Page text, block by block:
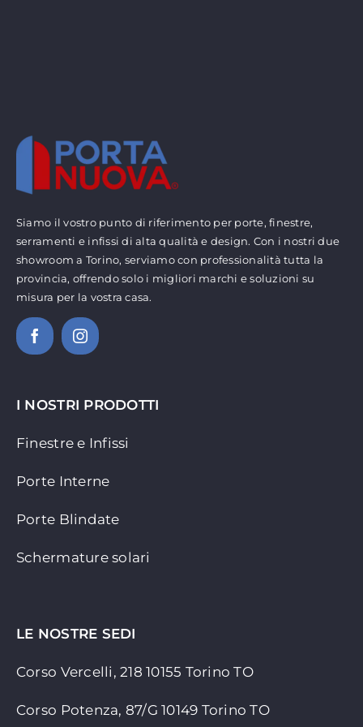
Siamo il vostro punto di riferimento per porte, finestre,
serramenti e infissi di alta qualità e design. Con i nostri due
showroom a Torino, serviamo con professionalità tutta la
provincia, offrendo solo i migliori marchi e soluzioni su
misura per la vostra casa.
I NOSTRI PRODOTTI
Finestre e Infissi
Porte Interne
Porte Blindate
Schermature solari
LE NOSTRE SEDI
Corso Vercelli, 218 10155 Torino TO
Corso Potenza, 87/G 10149 Torino TO